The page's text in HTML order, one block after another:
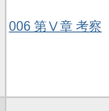
006 第Ⅴ章 考察